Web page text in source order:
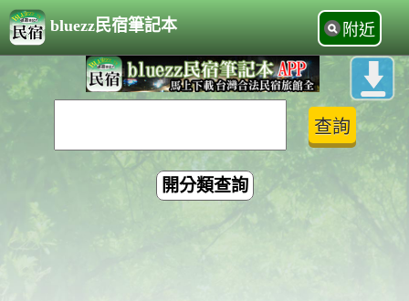
bluezz民宿筆記本 附近
開分類查詢